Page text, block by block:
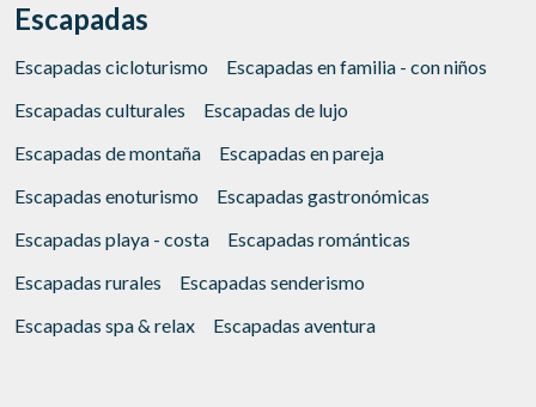
Escapadas
Escapadas cicloturismo
Escapadas en familia - con niños
Escapadas culturales
Escapadas de lujo
Escapadas de montaña
Escapadas en pareja
Escapadas enoturismo
Escapadas gastronómicas
Escapadas playa - costa
Escapadas románticas
Escapadas rurales
Escapadas senderismo
Escapadas spa & relax
Escapadas aventura